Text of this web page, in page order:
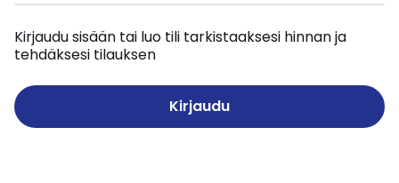
Kirjaudu sisään tai luo tili tarkistaaksesi hinnan ja
tehdäksesi tilauksen
Kirjaudu